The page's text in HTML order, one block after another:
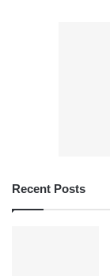
Recent Posts